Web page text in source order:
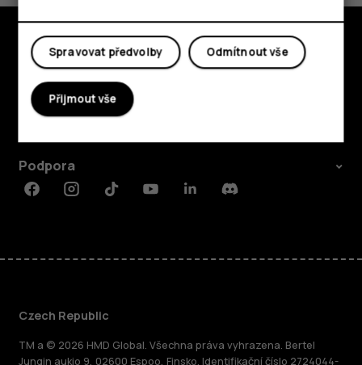
Prozkoumat
O nás
Podpora
FacebookInstagramTiktokYoutubeLinkedinDiscord
Czech Republic
TM a © 2026 HMD Global. Všechna práva vyhrazena. Bertel
Jungin aukio 9, 02600 Espoo, Finsko. Identifikační číslo 2724044-
Odmítnout vše
Spravovat předvolby
Přijmout vše